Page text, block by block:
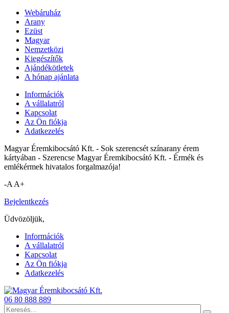
Webáruház
Arany
Ezüst
Magyar
Nemzetközi
Kiegészítők
Ajándékötletek
A hónap ajánlata
Információk
A vállalatról
Kapcsolat
Az Ön fiókja
Adatkezelés
Magyar Éremkibocsátó Kft. - Sok szerencsét színarany érem
kártyában - Szerencse Magyar Éremkibocsátó Kft. - Érmék és
emlékérmek hivatalos forgalmazója!
-A A+
Bejelentkezés
Üdvözöljük,
Információk
A vállalatról
Kapcsolat
Az Ön fiókja
Adatkezelés
06 80 888 889